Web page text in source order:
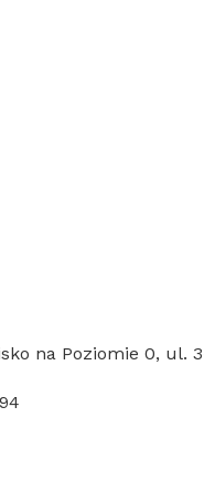
na Poziomie 0, ul.